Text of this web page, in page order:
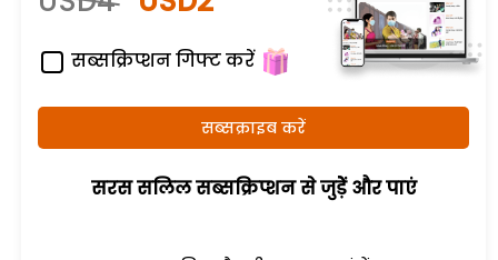
सब्सक्रिप्शन गिफ्ट करें
सब्सक्राइब करें
सरस सलिल सब्सक्रिप्शन से जुड़ेें और पाएं